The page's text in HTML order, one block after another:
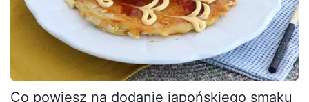
Co powiesz na dodanie japońskiego smaku